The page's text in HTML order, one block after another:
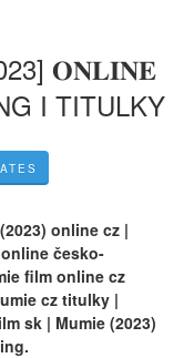
𝐎𝐍𝐋𝐈𝐍𝐄
I TITULKY
online cz |
česko-
film online cz
cz titulky |
sk | Mumie (2023)